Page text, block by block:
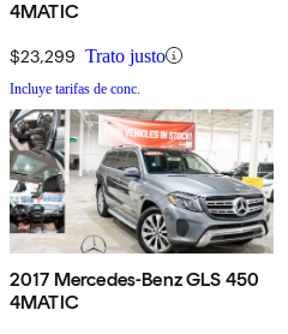
4MATIC
$23,299 Trato justo
Incluye tarifas de conc.
2017 Mercedes-Benz GLS 450
4MATIC